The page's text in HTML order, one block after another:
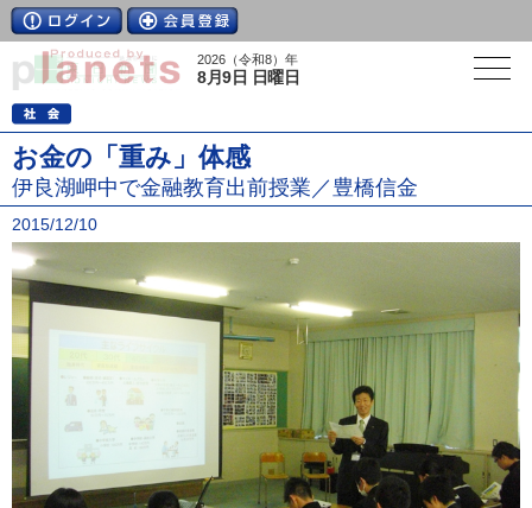
2026（令和8）年
8月9日 日曜日
お金の「重み」体感
伊良湖岬中で金融教育出前授業／豊橋信金
2015/12/10